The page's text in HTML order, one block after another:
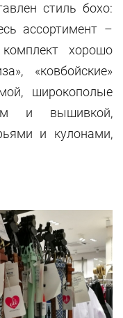
стиль бохо:
ассортимент –
хорошо
«ковбойские»
широкополые
и вышивкой,
и кулонами,